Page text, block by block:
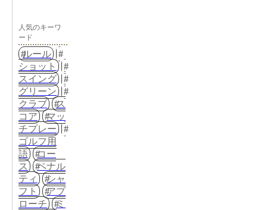
人気のキーワ
ード
ルール
ショット
スイング
グリーン
クラブ
ス
コア
マッ
チプレー
ゴルフ用
語
コー
ス
ペナル
ティ
シャ
フト
アプ
ローチ
ミ